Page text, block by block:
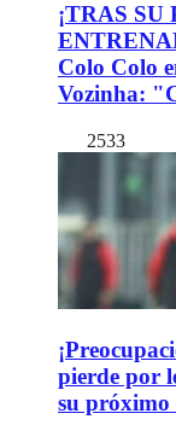
¡TRAS SU
Colo Colo
Vozinha:
2533
pierde por
su próximo